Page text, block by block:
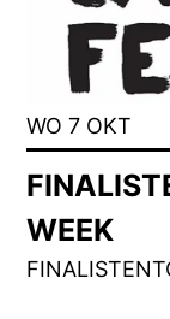
WO 7 OKT
WEEK